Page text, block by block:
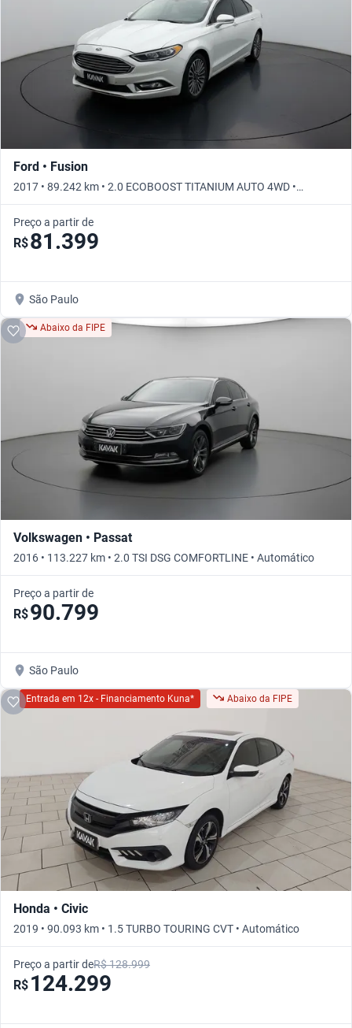
Ford • Fusion
2017 • 89.242 km • 2.0 ECOBOOST TITANIUM AUTO 4WD •
Automático
Preço a partir de
R$81.399
São Paulo
Abaixo da FIPE
Volkswagen • Passat
2016 • 113.227 km • 2.0 TSI DSG COMFORTLINE • Automático
Preço a partir de
R$90.799
São Paulo
Entrada em 12x - Financiamento Kuna* Abaixo da FIPE
Honda • Civic
2019 • 90.093 km • 1.5 TURBO TOURING CVT • Automático
Preço a partir deR$ 128.999
R$ 124.299